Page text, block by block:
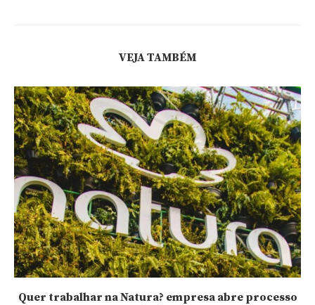
VEJA TAMBÉM
Quer trabalhar na Natura? empresa abre processo